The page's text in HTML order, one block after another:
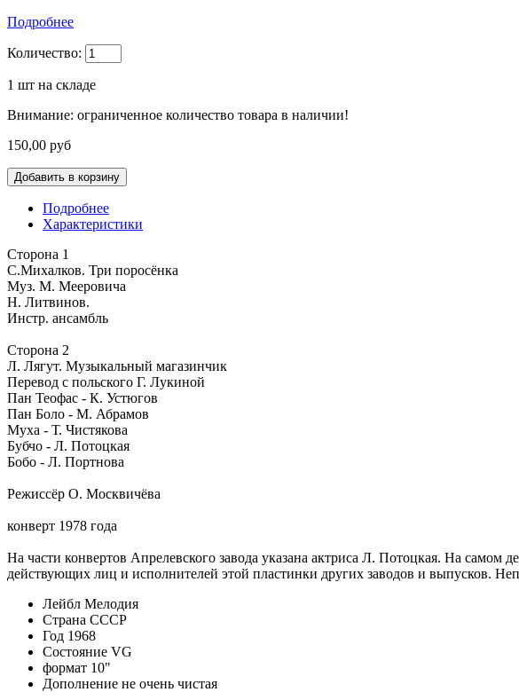
Подробнее
Количество:
1 шт на складе
Внимание: ограниченное количество товара в наличии!
150,00 руб
Подробнее
Характеристики
Сторона 1
С.Михалков. Три поросёнка
Муз. М. Мееровича
Н. Литвинов.
Инстр. ансамбль
Сторона 2
Л. Лягут. Музыкальный магазинчик
Перевод с польского Г. Лукиной
Пан Теофас - К. Устюгов
Пан Боло - М. Абрамов
Муха - Т. Чистякова
Бубчо - Л. Потоцкая
Бобо - Л. Портнова
Режиссёр О. Москвичёва
конверт 1978 года
На части конвертов Апрелевского завода указана актриса Л. Потоцкая. На самом
действующих лиц и исполнителей этой пластинки других заводов и выпусков.
Лейбл Мелодия
Страна СССР
Год 1968
Состояние VG
формат 10"
Дополнение не очень чистая